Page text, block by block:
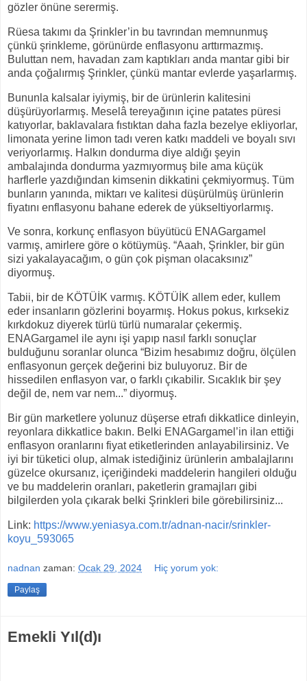
gözler önüne serermiş.
Rüesa takımı da Şrinkler’in bu tavrından memnunmuş
çünkü şrinkleme, görünürde enflasyonu arttırmazmış.
Buluttan nem, havadan zam kaptıkları anda mantar gibi bir
anda çoğalırmış Şrinkler, çünkü mantar evlerde yaşarlarmış.
Bununla kalsalar iyiymiş, bir de ürünlerin kalitesini
düşürüyorlarmış. Meselâ tereyağının içine patates püresi
katıyorlar, baklavalara fıstıktan daha fazla bezelye ekliyorlar,
limonata yerine limon tadı veren katkı maddeli ve boyalı sıvı
veriyorlarmış. Halkın dondurma diye aldığı şeyin
ambalajında dondurma yazmıyormuş bile ama küçük
harflerle yazdığından kimsenin dikkatini çekmiyormuş. Tüm
bunların yanında, miktarı ve kalitesi düşürülmüş ürünlerin
fiyatını enflasyonu bahane ederek de yükseltiyorlarmış.
Ve sonra, korkunç enflasyon büyütücü ENAGargamel
varmış, amirlere göre o kötüymüş. “Aaah, Şrinkler, bir gün
sizi yakalayacağım, o gün çok pişman olacaksınız”
diyormuş.
Tabii, bir de KÖTÜİK varmış. KÖTÜİK allem eder, kullem
eder insanların gözlerini boyarmış. Hokus pokus, kırksekiz
kırkdokuz diyerek türlü türlü numaralar çekermiş.
ENAGargamel ile aynı işi yapıp nasıl farklı sonuçlar
bulduğunu soranlar olunca “Bizim hesabımız doğru, ölçülen
enflasyonun gerçek değerini biz buluyoruz. Bir de
hissedilen enflasyon var, o farklı çıkabilir. Sıcaklık bir şey
değil de, nem var nem...” diyormuş.
Bir gün marketlere yolunuz düşerse etrafı dikkatlice dinleyin,
reyonlara dikkatlice bakın. Belki ENAGargamel’in ilan ettiği
enflasyon oranlarını fiyat etiketlerinden anlayabilirsiniz. Ve
iyi bir tüketici olup, almak istediğiniz ürünlerin ambalajlarını
güzelce okursanız, içeriğindeki maddelerin hangileri olduğu
ve bu maddelerin oranları, paketlerin gramajları gibi
bilgilerden yola çıkarak belki Şrinkleri bile görebilirsiniz...
Link: https://www.yeniasya.com.tr/adnan-nacir/srinkler-
koyu_593065
nadnan zaman: Ocak 29, 2024 Hiç yorum yok:
Paylaş
Emekli Yıl(d)ı